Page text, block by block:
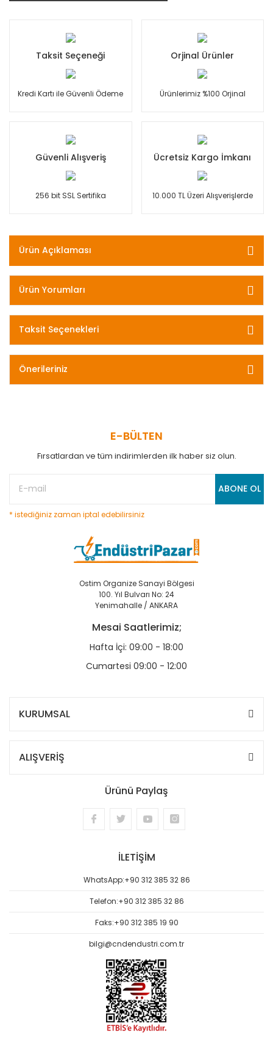
Taksit Seçeneği
Kredi Kartı ile Güvenli Ödeme
Orjinal Ürünler
Ürünlerimiz %100 Orjinal
Güvenli Alışveriş
256 bit SSL Sertifika
Ücretsiz Kargo İmkanı
10.000 TL Üzeri Alışverişlerde
Ürün Açıklaması
Ürün Yorumları
Taksit Seçenekleri
Önerileriniz
E-BÜLTEN
Fırsatlardan ve tüm indirimlerden ilk haber siz olun.
ABONE OL
* istediğiniz zaman iptal edebilirsiniz
Ostim Organize Sanayi Bölgesi
100. Yıl Bulvarı No: 24
Yenimahalle / ANKARA
Mesai Saatlerimiz;
Hafta İçi: 09:00 - 18:00
Cumartesi 09:00 - 12:00
KURUMSAL
ALIŞVERİŞ
Ürünü Paylaş
İLETİŞİM
WhatsApp:+90 312 385 32 86
Telefon:+90 312 385 32 86
Faks:+90 312 385 19 90
bilgi@cndendustri.com.tr